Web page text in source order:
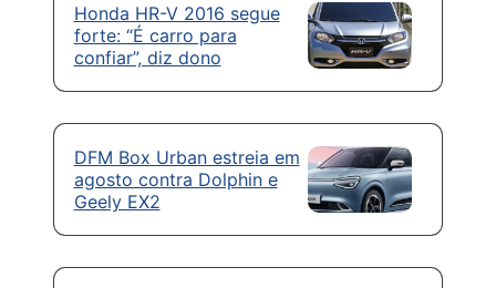
Honda HR-V 2016 segue
forte: “É carro para
confiar”, diz dono
DFM Box Urban estreia em
agosto contra Dolphin e
Geely EX2